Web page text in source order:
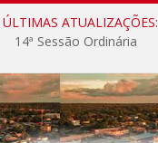
ÚLTIMAS ATUALIZAÇÕES:
14ª Sessão Ordinária